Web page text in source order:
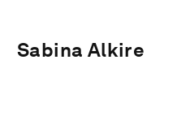
Sabina Alkire